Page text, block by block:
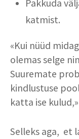
Pakkuda
katmist.
«Kui nüüd
olemas selge
Suuremate
kindlustuse
katta ise
Selleks aga, et